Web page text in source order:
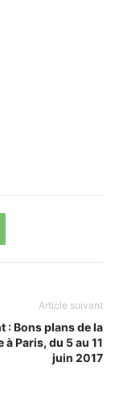
Article suivant
: Bons plans de la
à Paris, du 5 au 11
juin 2017